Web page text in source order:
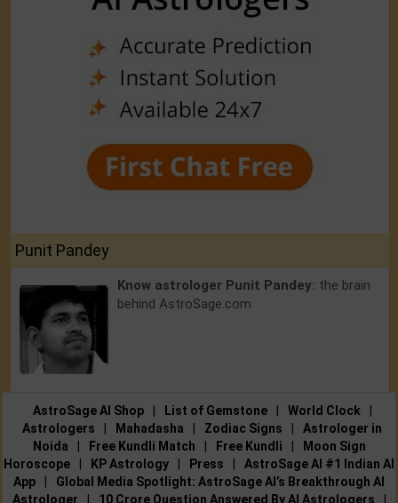
Punit Pandey
Know astrologer Punit Pandey: the brain
behind AstroSage.com
AstroSage AI Shop | List of Gemstone | World Clock
|
Astrologers
| Mahadasha | Zodiac Signs |
Astrologer in
Noida
| Free Kundli Match | Free Kundli |
Moon Sign
Horoscope
| KP Astrology | Press |
AstroSage AI #1 Indian AI
App
|
Global Media Spotlight: AstroSage AI’s Breakthrough AI
Astrologer
| 10 Crore Question Answered By AI Astrologers |